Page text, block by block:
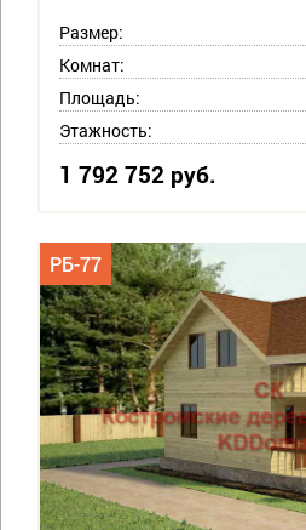
Размер:
Комнат:
Площадь:
Этажность:
1 792 752 руб.
РБ-77